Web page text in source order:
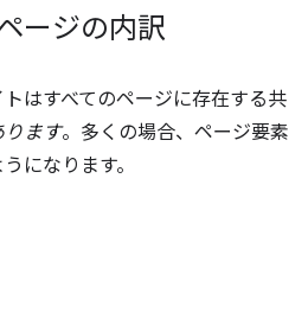
ージの内訳
はすべてのページに存在する共
ります。多くの場合、ページ要素
になります。